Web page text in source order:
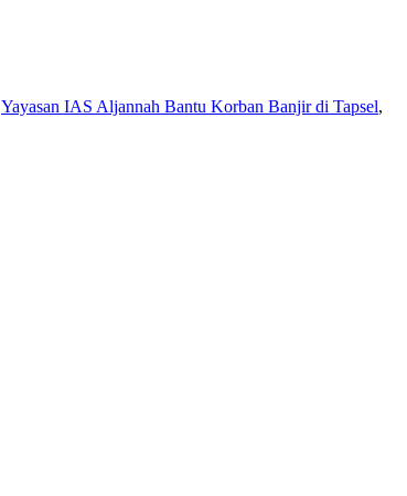
Yayasan IAS Aljannah Bantu Korban Banjir di Tapsel,